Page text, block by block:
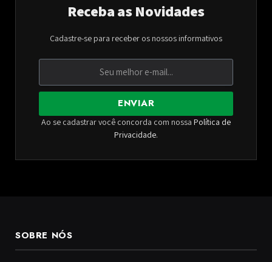
Receba as Novidades
Cadastre-se para receber os nossos informativos
ENVIAR
Ao se cadastrar você concorda com nossa Política de
Privacidade.
SOBRE NÓS